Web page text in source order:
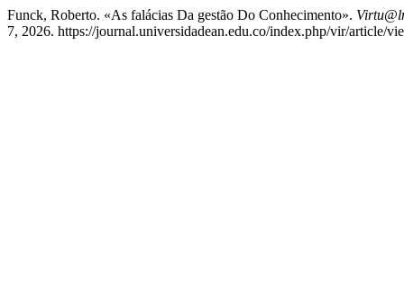
Funck, Roberto. «As falácias Da gestão Do Conhecimento».
7, 2026. https://journal.universidadean.edu.co/index.php/vir/article/